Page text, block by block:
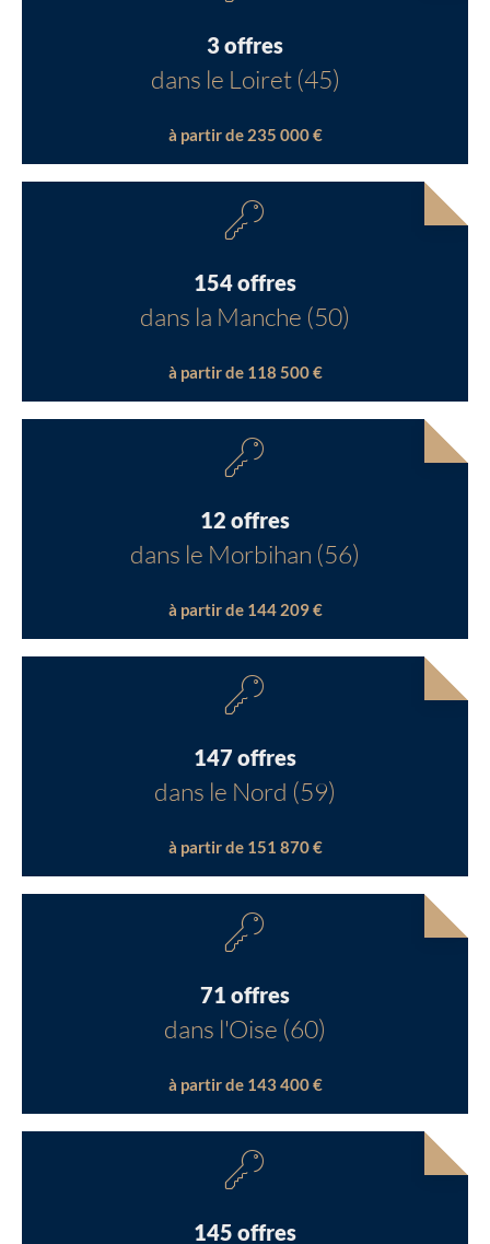
3 offres
dans le Loiret (45)
à partir de 235 000 €
154 offres
dans la Manche (50)
à partir de 118 500 €
12 offres
dans le Morbihan (56)
à partir de 144 209 €
147 offres
dans le Nord (59)
à partir de 151 870 €
71 offres
dans l'Oise (60)
à partir de 143 400 €
145 offres